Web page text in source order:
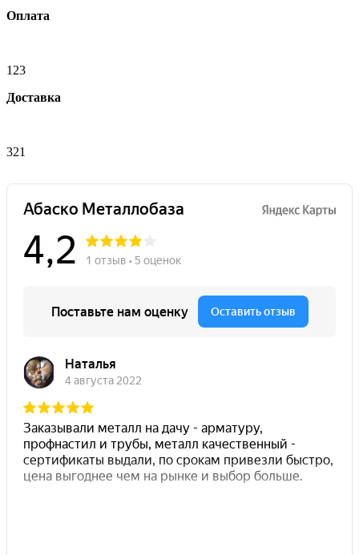
Оплата
123
Доставка
321